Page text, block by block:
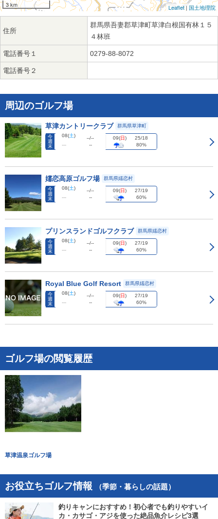
3 km Leaflet|国土地理院
住所
群馬県吾妻郡草津町草津白根国有林１５
４林班
電話番号１ 0279-88-8072
電話番号２
周辺のゴルフ場
草津カントリークラブ
群馬県草津町
今
週
末
08(土)
---
--/--
--
09(日)
25/18
80%
嬬恋高原ゴルフ場
群馬県嬬恋村
今
週
末
08(土)
---
--/--
--
09(日)
27/19
60%
プリンスランドゴルフクラブ
群馬県嬬恋村
今
週
末
08(土)
---
--/--
--
09(日)
27/19
60%
Royal Blue Golf Resort
群馬県嬬恋村
今
週
末
08(土)
---
--/--
--
09(日)
27/19
60%
ゴルフ場の閲覧履歴
草津温泉ゴルフ場
お役立ちゴルフ情報 （季節・暮らしの話題）
釣りキャンにおすすめ！初心者でも釣りやすいイ
カ・カサゴ・アジを使った絶品魚介レシピ3選